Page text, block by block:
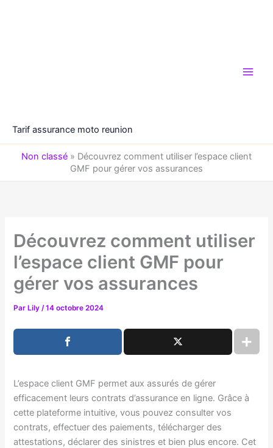
Tarif assurance moto reunion
Non classé » Découvrez comment utiliser l’espace client
GMF pour gérer vos assurances
Découvrez comment utiliser
l’espace client GMF pour
gérer vos assurances
Par Lily/14 octobre 2024
L’espace client GMF permet aux assurés de gérer
efficacement leurs contrats d’assurance en ligne. Grâce à
cette plateforme intuitive, vous pouvez consulter vos
contrats, effectuer des paiements, télécharger des
attestations, déclarer des sinistres et bien plus encore. Cet